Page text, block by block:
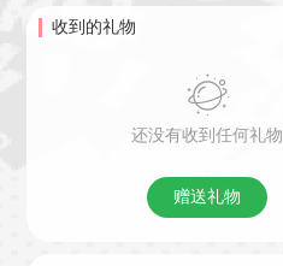
收到的礼物
还没有收到任何礼物
赠送礼物